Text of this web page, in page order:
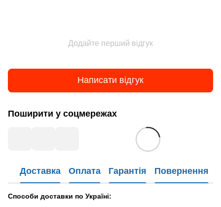
Додайте перший відгук
Написати відгук
Поширити у соцмережах
Доставка Оплата Гарантія Повернення
Способи доставки по Україні: